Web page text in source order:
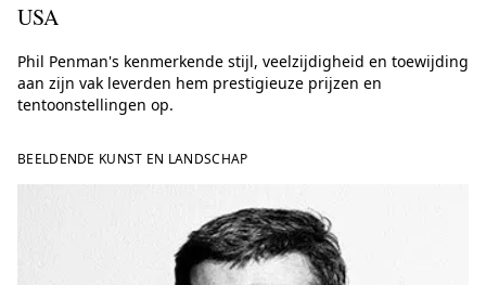
USA
Phil Penman's kenmerkende stijl, veelzijdigheid en toewijding
aan zijn vak leverden hem prestigieuze prijzen en
tentoonstellingen op.
BEELDENDE KUNST EN LANDSCHAP